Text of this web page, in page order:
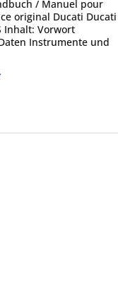
/ Manuel pour
original Ducati Ducati
Inhalt: Vorwort
Instrumente und